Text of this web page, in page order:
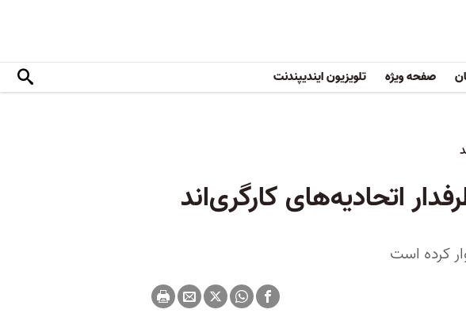
صفحه ویژه تلویزیون ایندیپندنت
اتحادیه‌های کارگری‌اند
کرده است